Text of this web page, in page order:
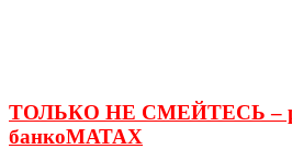
ТОЛЬКО НЕ СМЕЙТЕСЬ –
банкоМАТАХ